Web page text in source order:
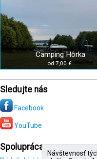
Camping Hôrka
od 7,00 €
Sledujte nás
Facebook
YouTube
Spolupráca
Návštevnosť